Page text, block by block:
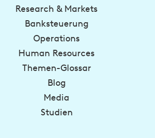
Research & Markets
Banksteuerung
Operations
Human Resources
Themen-Glossar
Blog
Media
Studien